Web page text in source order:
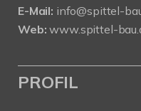
E-Mail: info@spittel-
Web: www.spittel-
PROFIL